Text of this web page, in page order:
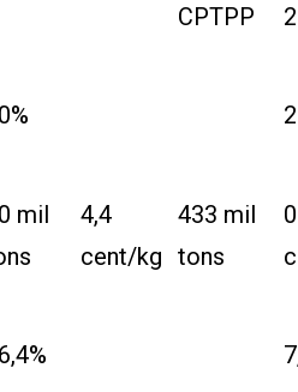
CPTPP
mil
4,4
cent/kg
433 mil
tons
0